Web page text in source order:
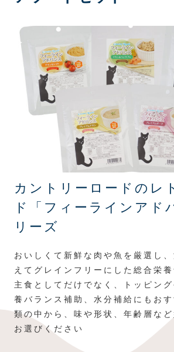
カントリーロードのレ
ド「フィーラインアド
リーズ
おいしくて新鮮な肉や魚を厳選し
えてグレインフリーにした総合栄養
主食としてだけでなく、トッピン
養バランス補助、水分補給にもお
類の中から、味や形状、年齢層な
お選びください